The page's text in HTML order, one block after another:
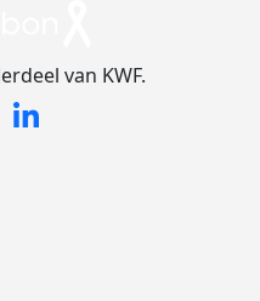
van KWF.